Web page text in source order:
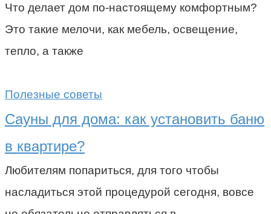
Что делает дом по-настоящему комфортным?
Это такие мелочи, как мебель, освещение,
тепло, а также
Полезные советы
Сауны для дома: как установить баню
в квартире?
Любителям попариться, для того чтобы
насладиться этой процедурой сегодня, вовсе